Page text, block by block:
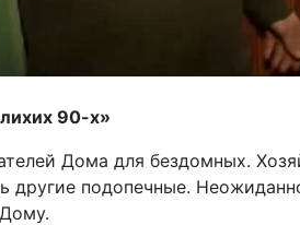
90-х»
Дома для бездомных.
другие подопечные.